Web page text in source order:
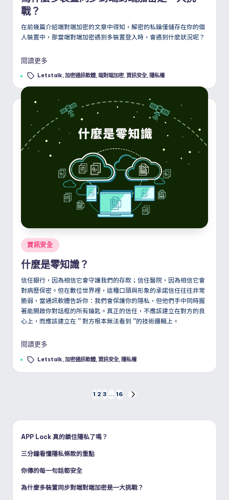
戰？
在前幾篇介紹端對端加密的文章中得知，解密的私鑰僅儲存在你的個
人裝置中，那當端對端加密遇到多裝置登入時，會遇到什麼狀況呢？
閱讀更多
Tags: Letstalk,加密通訊軟體,端對端加密,資訊安全, 隱私權
Posted
in
資訊安全
什麼是零知識？
信任銀行，因為相信它會守護我們的存款；信任醫院，因為相信它會
對病歷保密。但在數位世界裡，這種口頭與形象的承諾信任往往非常
脆弱，當通訊軟體告訴你：我們會保護你的隱私，但他們手中同時握
著能開啟你對話框的所有鑰匙。真正的信任，不應該建立在對方的良
心上，而應該建立在 ” 對方根本無法看到 ”的技術邏輯上。
閱讀更多
Tags: Letstalk,加密通訊軟體,資訊安全, 隱私權
章
分
頁
1 2 3 ... 16
APP Lock 真的鎖住隱私了嗎？
三分鐘看懂隱私條款的重點
你傳的每一句話都安全
為什麼多裝置同步對端對端加密是一大挑戰？